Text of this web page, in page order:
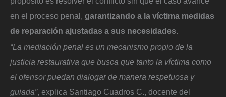
en el proceso penal, garantizando a la víctima medidas
de reparación ajustadas a sus necesidades.
“La mediación penal es un mecanismo propio de la
justicia restaurativa que busca que tanto la víctima como
el ofensor puedan dialogar de manera respetuosa y
guiada”, explica Santiago Cuadros C., docente del